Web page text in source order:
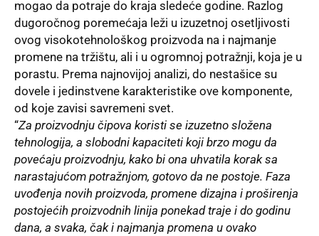
mogao da potraje do kraja sledeće godine. Razlog
dugoročnog poremećaja leži u izuzetnoj osetljivosti
ovog visokotehnološkog proizvoda na i najmanje
promene na tržištu, ali i u ogromnoj potražnji, koja je u
porastu. Prema najnovijoj analizi, do nestašice su
dovele i jedinstvene karakteristike ove komponente,
od koje zavisi savremeni svet.
“Za proizvodnju čipova koristi se izuzetno složena
tehnologija, a slobodni kapaciteti koji brzo mogu da
povećaju proizvodnju, kako bi ona uhvatila korak sa
narastajućom potražnjom, gotovo da ne postoje. Faza
uvođenja novih proizvoda, promene dizajna i proširenja
postojećih proizvodnih linija ponekad traje i do godinu
dana, a svaka, čak i najmanja promena u ovako